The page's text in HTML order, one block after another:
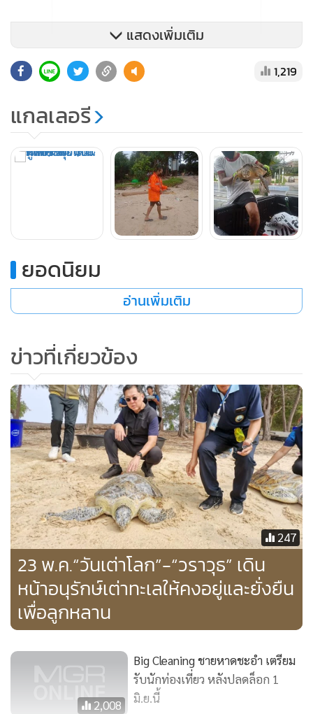
แสดงเพิ่มเติม
1,219
แกลเลอรี
ยอดนิยม
อ่านเพิ่มเติม
ข่าวที่เกี่ยวข้อง
247
23 พ.ค.“วันเต่าโลก”-“วราวุธ” เดิน
หน้าอนุรักษ์เต่าทะเลให้คงอยู่และยั่งยืน
เพื่อลูกหลาน
2,008
Big Cleaning ชายหาดชะอำ เตรียม
รับนักท่องเที่ยว หลังปลดล็อก 1
มิ.ย.นี้